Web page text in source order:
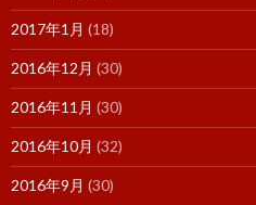
2017年1月 (18)
2016年12月 (30)
2016年11月 (30)
2016年10月 (32)
2016年9月 (30)